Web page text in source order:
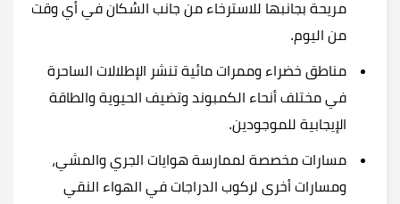
مريحة بجانبها للاسترخاء من جانب السُكان في أي وقت
من اليوم.
مناطق خضراء وممرات مائية تنشر الإطلالات الساحرة
في مختلف أنحاء الكمبوند وتضيف الحيوية والطاقة
الإيجابية للموجودين.
مسارات مخصصة لممارسة هوايات الجري والمشي،
ومسارات أخرى لركوب الدراجات في الهواء النقي